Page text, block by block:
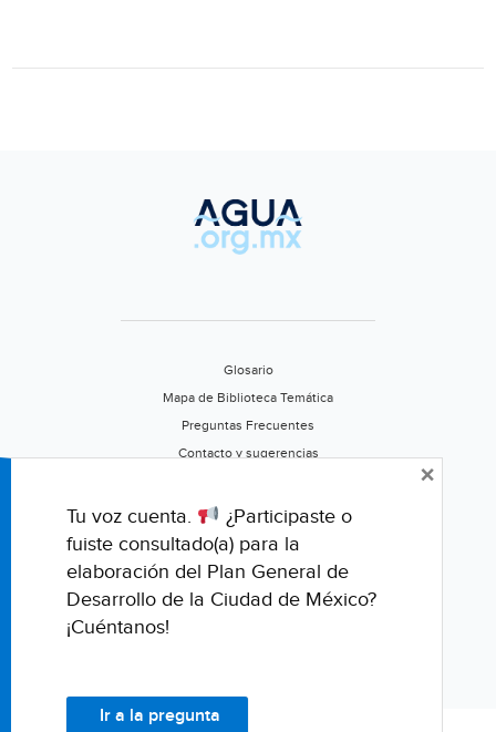
Contraste)
Glosario
Mapa de Biblioteca Temática
Preguntas Frecuentes
Contacto y sugerencias
Califica este portal
Tu voz cuenta.
¿Participaste o
fuiste consultado(a) para la
elaboración del Plan General de
Desarrollo de la Ciudad de México?
¡Cuéntanos!
Ir a la pregunta
×